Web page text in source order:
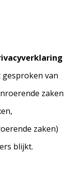
van
zaken
zaken)
blijkt.